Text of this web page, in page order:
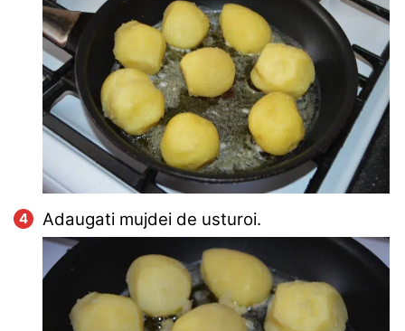
Adaugati mujdei de usturoi.